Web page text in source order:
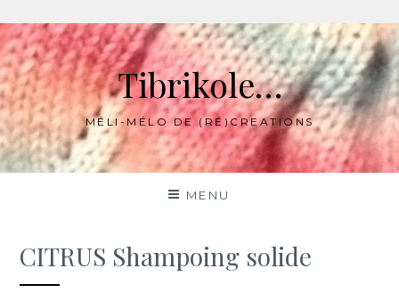
Skip
to
content
Tibrikole…
MÉLI-MÉLO DE (RÉ)CREATIONS
MENU
CITRUS Shampoing solide